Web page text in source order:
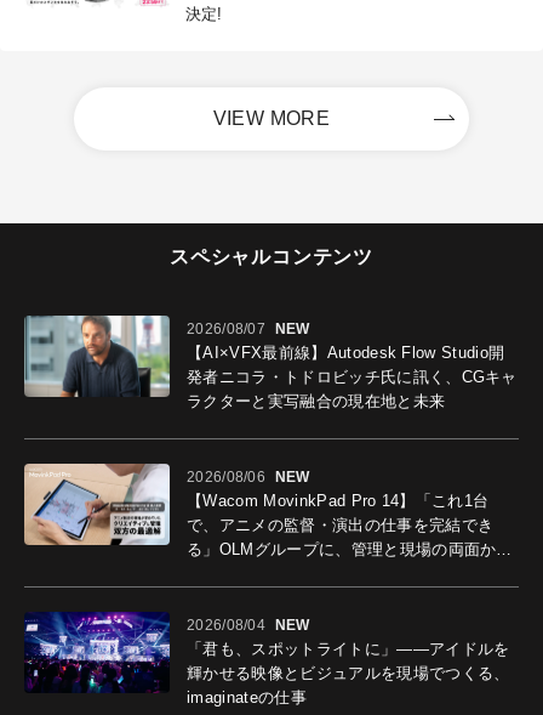
決定!
VIEW MORE
スペシャルコンテンツ
2026/08/07 NEW
【AI×VFX最前線】Autodesk Flow Studio開
発者ニコラ・トドロビッチ氏に訊く、CGキャ
ラクターと実写融合の現在地と未来
2026/08/06 NEW
【Wacom MovinkPad Pro 14】「これ1台
で、アニメの監督・演出の仕事を完結でき
る」OLMグループに、管理と現場の両面から
2026/08/04 NEW
「君も、スポットライトに」――アイドルを
輝かせる映像とビジュアルを現場でつくる、
imaginateの仕事